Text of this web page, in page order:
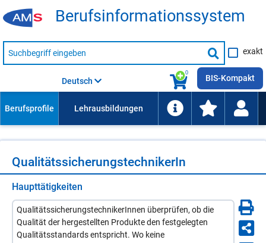
Be­rufs­in­for­ma­ti­ons­sys­tem
Suche
nach
Suche
starten
exakt
0
Deutsch BIS-Kompakt
Qua­li­täts­si­che­rungs­tech­ni­ke­rIn
Haupttätigkeiten
QualitätssicherungstechnikerInnen überprüfen, ob die
Qualität der hergestellten Produkte den festgelegten
Qualitätsstandards entspricht. Wo keine